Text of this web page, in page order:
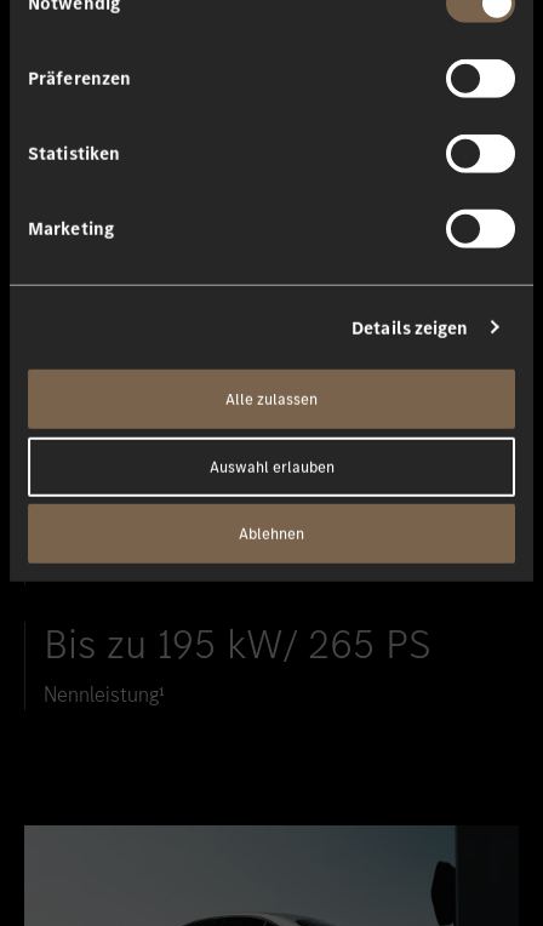
Präferenzen
Statistiken
Marketing
Details zeigen
Alle zulassen
Auswahl erlauben
Ablehnen
Eine neue Generation des Fahrassistenz-Pakets setzt erneut
PRE-SAFE® PLUS
DIGITAL LIGHT mit Projektionsfunktion
7,7 - 4,5 Liter
Verbrauch
In 5,7 - 8,6 s
Von 0 auf 100 km/h
Bis zu 195 kW/ 265 PS
Nennleistung¹